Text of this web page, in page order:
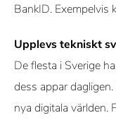
BankID. Exempelvis
Upplevs tekniskt
De flesta i Sverige
dess appar
nya digitala världen.